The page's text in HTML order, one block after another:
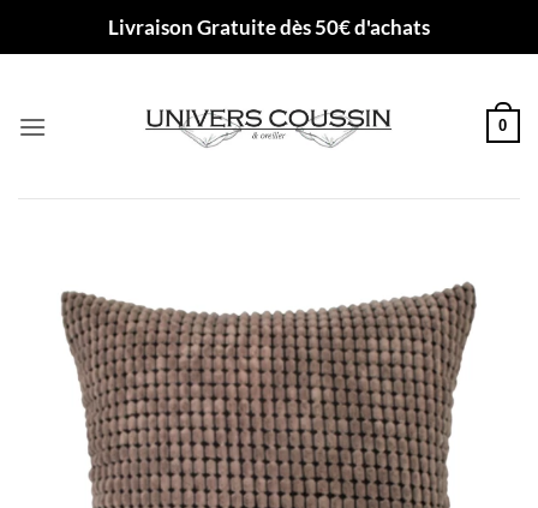
Livraison Gratuite dès 50€ d'achats
0